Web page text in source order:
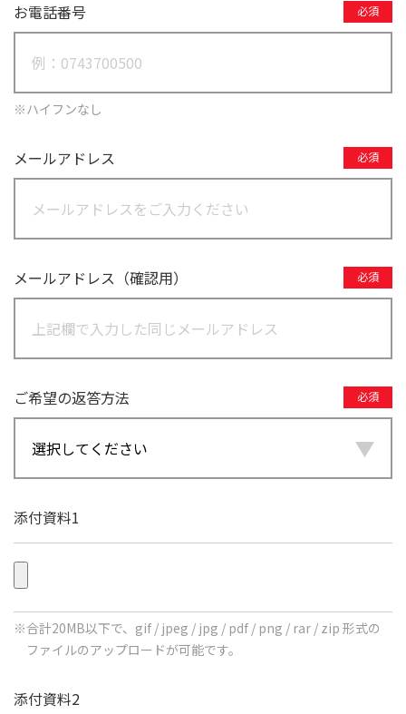
お電話番号 必須
ハイフンなし
メールアドレス 必須
メールアドレス（確認用） 必須
ご希望の返答方法 必須
添付資料1
合計20MB以下で、gif / jpeg / jpg / pdf / png / rar / zip 形式の
ファイルのアップロードが可能です。
添付資料2